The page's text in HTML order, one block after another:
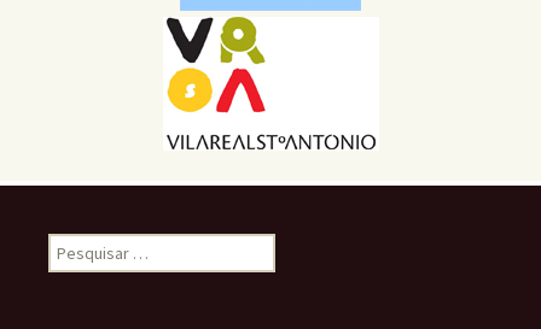
Pesquisar
por: